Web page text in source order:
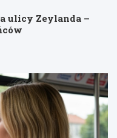
ulicy Zeylanda –